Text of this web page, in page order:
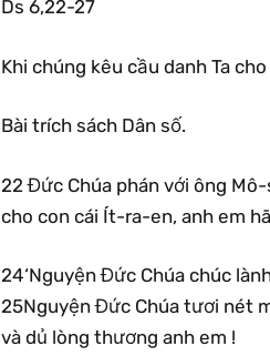
Ds 6,22-27
Khi chúng kêu cầu danh Ta
Bài trích sách Dân số.
22 Đức Chúa phán với ông
cho con cái Ít-ra-en, anh em
24‘Nguyện Đức Chúa chúc
25Nguyện Đức Chúa tươi nét
và dủ lòng thương anh em !